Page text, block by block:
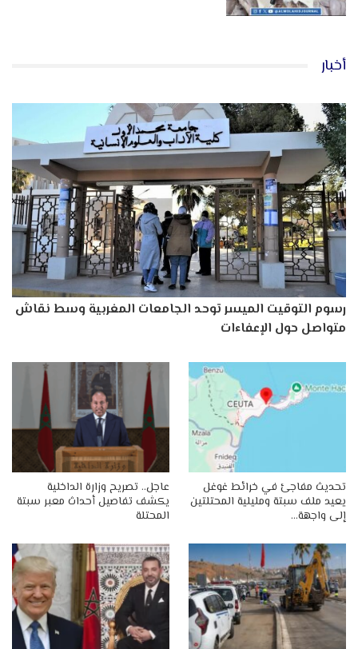
أخبار
رسوم التوقيت الميسر توحد الجامعات المغربية وسط نقاش
متواصل حول الإعفاءات
تحديث مفاجئ في خرائط غوغل
يعيد ملف سبتة ومليلية المحتلتين
إلى واجهة…
عاجل.. تصريح وزارة الداخلية
يكشف تفاصيل أحداث معبر سبتة
المحتلة